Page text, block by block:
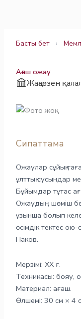
Басты бет ›
Ағаш ожау
Жаңаөзен
Сипаттама
Ожаулар сұйық
ұлттық сусындар
Бұйымдар тұтас
Ожаудың шөміш
ұзынша болып
өсімдік тектес
Наков.
Мерзімі: ХХ ғ.
Техникасы: бояу,
Материал: ағаш.
Өлшемі: 30 см × 4